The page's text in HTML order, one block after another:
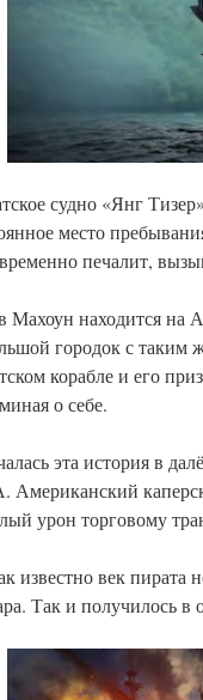
судно «Янг
место
печалит,
Махоун находится на
городок с таким
корабле и его
о себе.
эта история в
урон торговому
известно век пирата
Так и получилось в